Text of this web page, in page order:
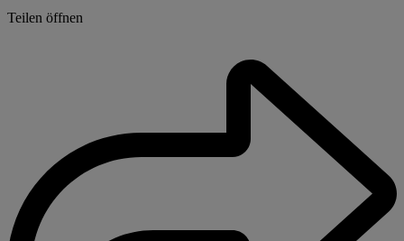
Teilen öffnen